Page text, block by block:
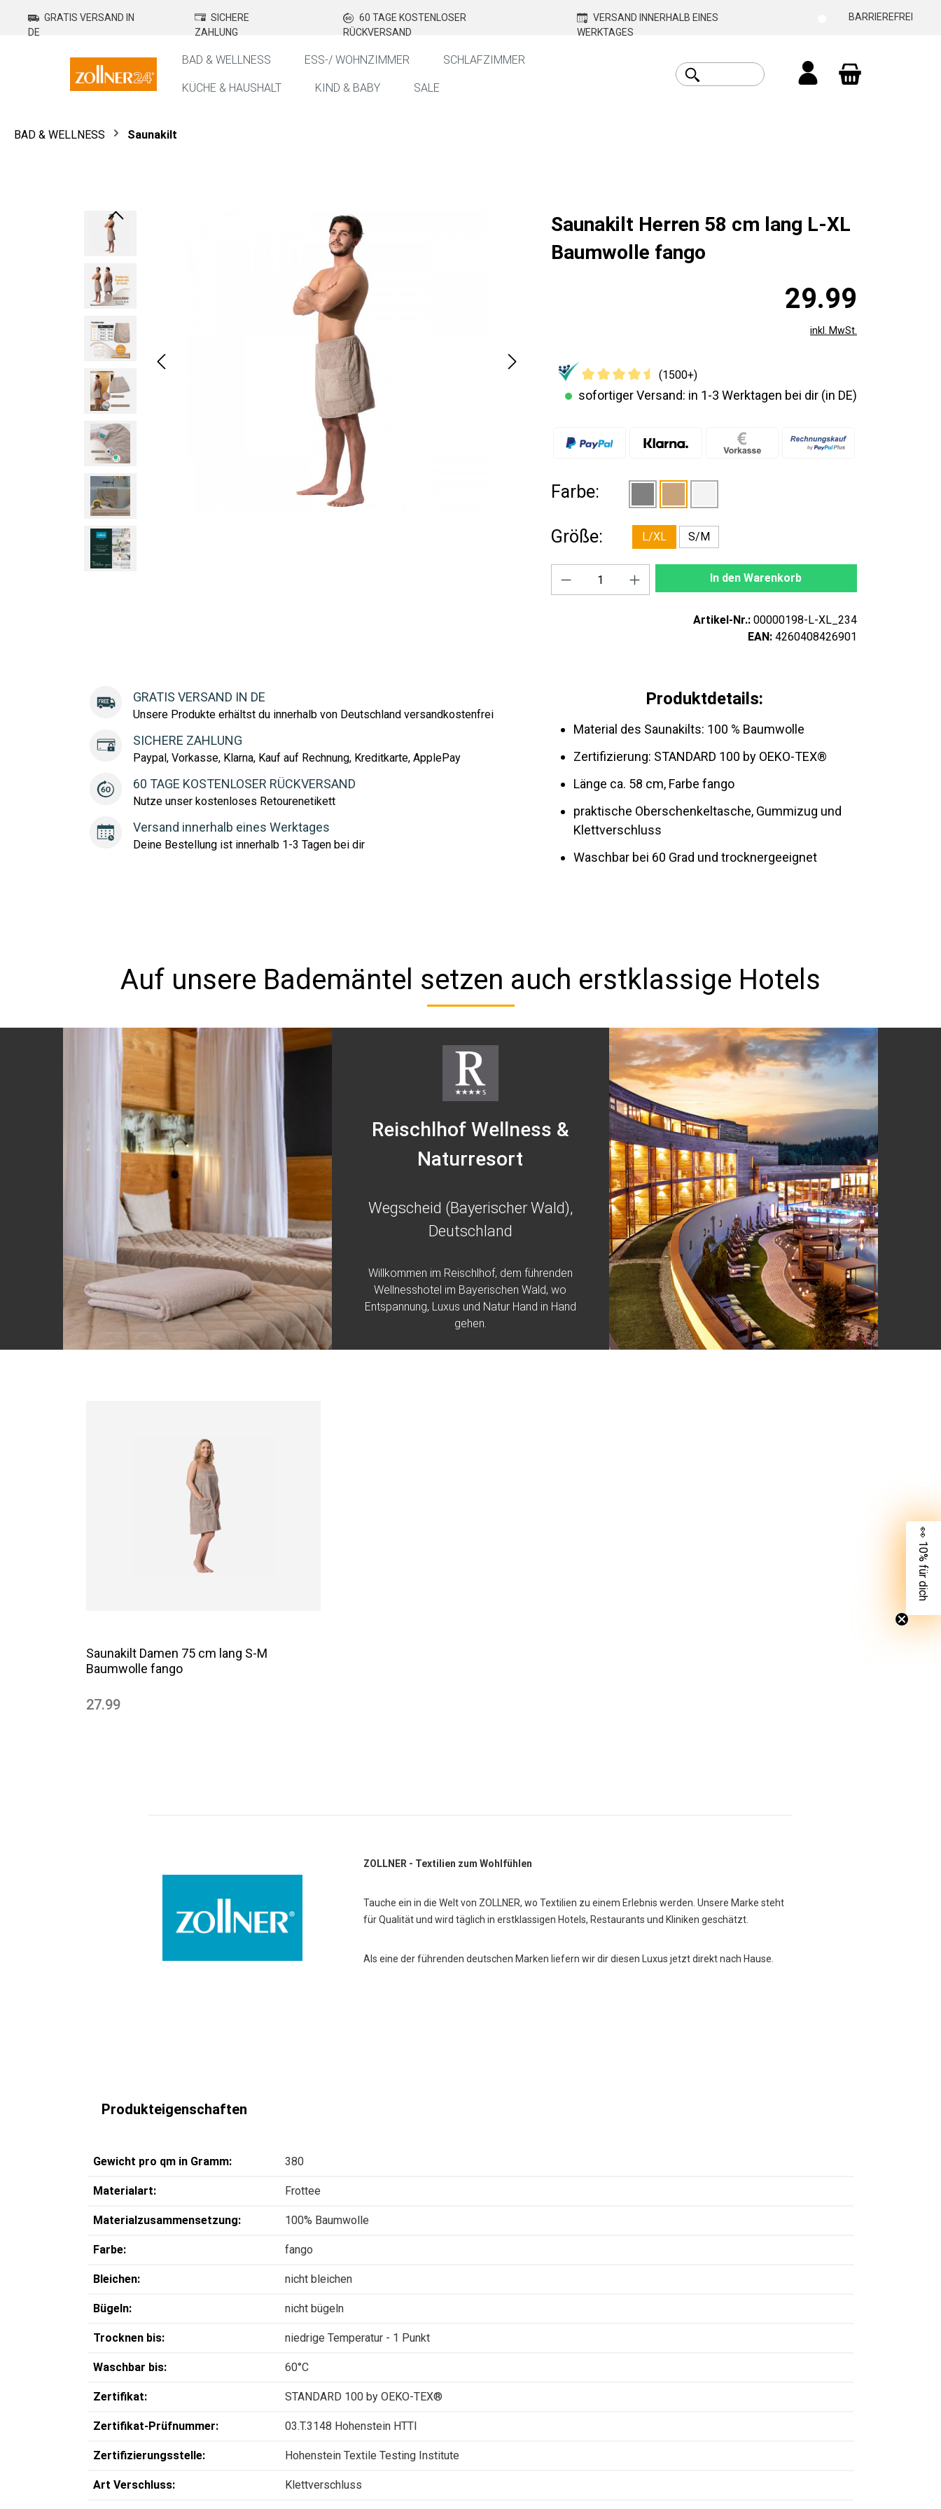
Zur Hauptnavigation springen
GRATIS VERSAND IN
DE
SICHERE
ZAHLUNG
60 TAGE KOSTENLOSER
RÜCKVERSAND
VERSAND INNERHALB EINES
WERKTAGES
BARRIEREFREI
BAD & WELLNESS ESS-/ WOHNZIMMER SCHLAFZIMMER
KÜCHE & HAUSHALT KIND & BABY
SALE
BAD & WELLNESS Saunakilt
Bildergalerie überspringen
Saunakilt Herren 58 cm lang L-XL
Baumwolle fango
29.99
inkl. MwSt.
(1500+)
sofortiger Versand: in 1-3 Werktagen bei dir (in DE)
Farbe:
Größe: L/XL S/M
Produkt Anzahl: Gib den gewünschten Wert ein
In den Warenkorb
Artikel-Nr.: 00000198-L-XL_234
EAN: 4260408426901
GRATIS VERSAND IN DE
Unsere Produkte erhältst du innerhalb von Deutschland versandkostenfrei
SICHERE ZAHLUNG
Paypal, Vorkasse, Klarna, Kauf auf Rechnung, Kreditkarte, ApplePay
60 TAGE KOSTENLOSER RÜCKVERSAND
Nutze unser kostenloses Retourenetikett
Versand innerhalb eines Werktages
Deine Bestellung ist innerhalb 1-3 Tagen bei dir
Produktdetails:
Material des Saunakilts: 100 % Baumwolle
Zertifizierung: STANDARD 100 by OEKO-TEX®
Länge ca. 58 cm, Farbe fango
praktische Oberschenkeltasche, Gummizug und
Klettverschluss
Waschbar bei 60 Grad und trocknergeeignet
Auf unsere Bademäntel setzen auch erstklassige Hotels
Reischlhof Wellness &
Naturresort
Wegscheid (Bayerischer Wald),
Deutschland
Willkommen im Reischlhof, dem führenden
Wellnesshotel im Bayerischen Wald, wo
Entspannung, Luxus und Natur Hand in Hand
gehen.
Saunakilt Damen 75 cm lang S-M
Baumwolle fango
27.99
ZOLLNER - Textilien zum Wohlfühlen
Tauche ein in die Welt von ZOLLNER, wo Textilien zu einem Erlebnis werden. Unsere Marke steht
für Qualität und wird täglich in erstklassigen Hotels, Restaurants und Kliniken geschätzt.
Als eine der führenden deutschen Marken liefern wir dir diesen Luxus jetzt direkt nach Hause.
Produkteigenschaften
Gewicht pro qm in Gramm: 380
Materialart: Frottee
Materialzusammensetzung: 100% Baumwolle
Farbe: fango
Bleichen: nicht bleichen
Bügeln: nicht bügeln
Trocknen bis: niedrige Temperatur - 1 Punkt
Waschbar bis: 60°C
Zertifikat: STANDARD 100 by OEKO-TEX®
Zertifikat-Prüfnummer: 03.T.3148 Hohenstein HTTI
Zertifizierungsstelle: Hohenstein Textile Testing Institute
Art Verschluss: Klettverschluss
👀 10% für dich